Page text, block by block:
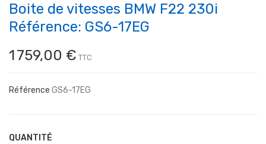
Boite de vitesses BMW F22 230i
Référence: GS6-17EG
1 759,00 € TTC
Référence GS6-17EG
QUANTITÉ